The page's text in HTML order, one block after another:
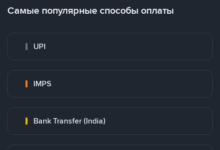
Самые популярные способы оплаты
UPI
IMPS
Bank Transfer (India)